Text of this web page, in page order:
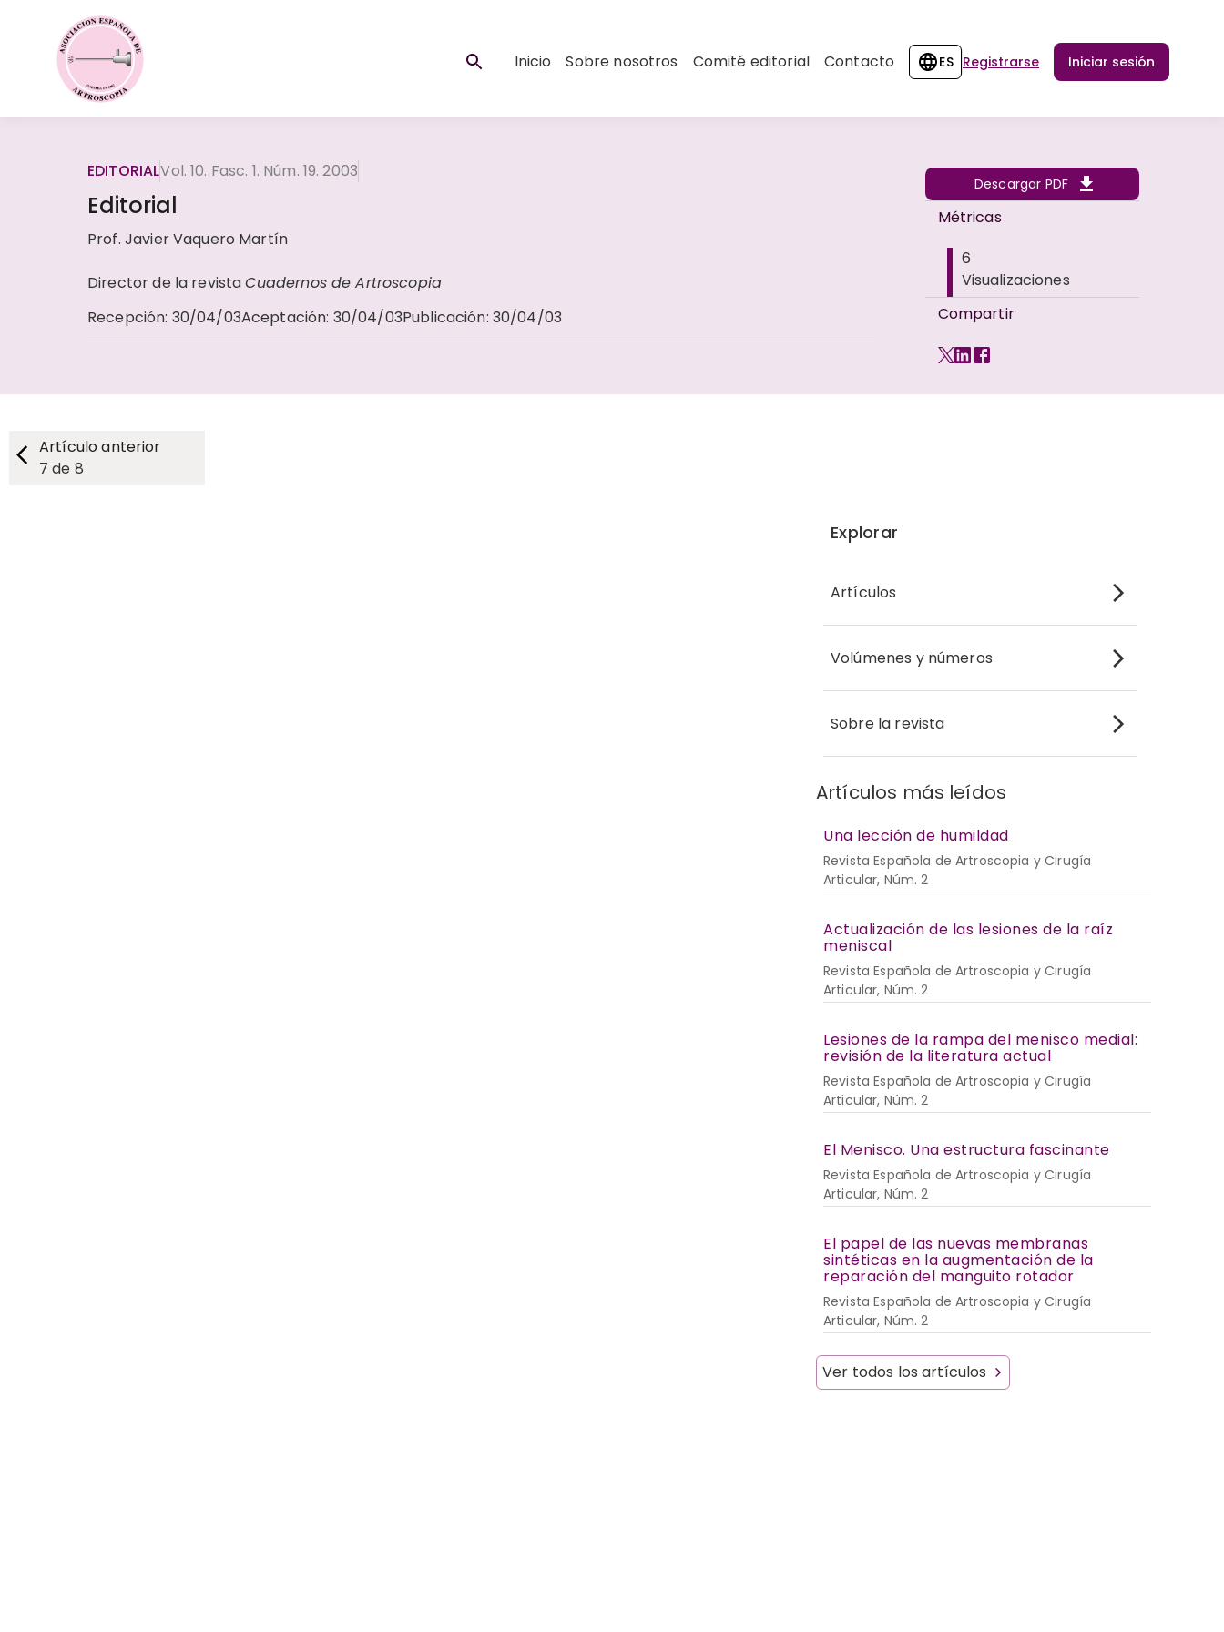
Inicio Sobre nosotros Comité editorial Contacto ES Registrarse Iniciar sesión
EDITORIALVol. 10. Fasc. 1. Núm. 19. 2003
Editorial
Prof. Javier Vaquero Martín
Director de la revistaCuadernos de Artroscopia
Recepción: 30/04/03Aceptación: 30/04/03Publicación: 30/04/03
Descargar PDF
Métricas
6
Visualizaciones
Compartir
Artículo anterior
7 de 8
Explorar
Artículos
Volúmenes y números
Sobre la revista
Artículos más leídos
Una lección de humildad
Revista Española de Artroscopia y Cirugía
Articular, Núm. 2
Actualización de las lesiones de la raíz
meniscal
Revista Española de Artroscopia y Cirugía
Articular, Núm. 2
Lesiones de la rampa del menisco medial:
revisión de la literatura actual
Revista Española de Artroscopia y Cirugía
Articular, Núm. 2
El Menisco. Una estructura fascinante
Revista Española de Artroscopia y Cirugía
Articular, Núm. 2
El papel de las nuevas membranas
sintéticas en la augmentación de la
reparación del manguito rotador
Revista Española de Artroscopia y Cirugía
Articular, Núm. 2
Ver todos los artículos